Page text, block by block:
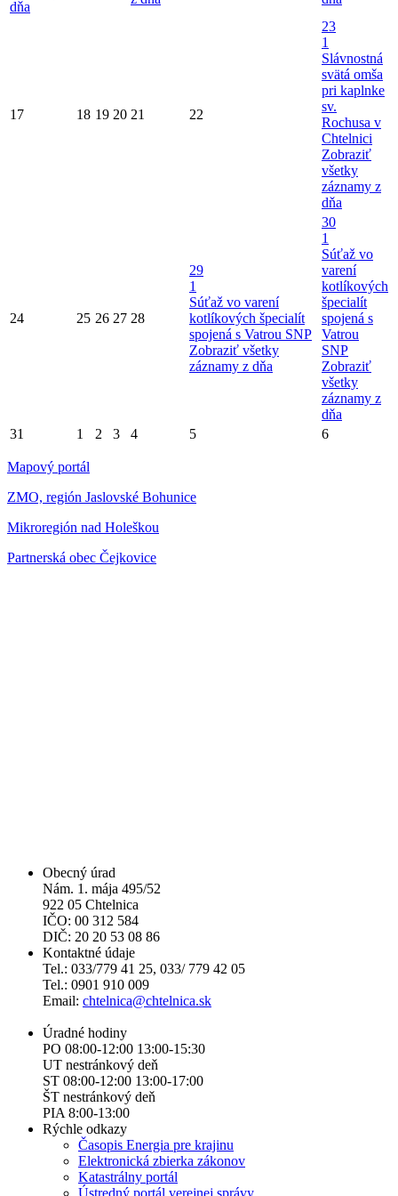
dňa
17 18 19 20 21 22
23
1
Slávnostná
svätá omša
pri kaplnke
sv.
Rochusa v
Chtelnici
Zobraziť
všetky
záznamy z
dňa
24 25 26 27 28
29
1
Súťaž vo varení
kotlíkových špecialít
spojená s Vatrou SNP
Zobraziť všetky
záznamy z dňa
30
1
Súťaž vo
varení
kotlíkových
špecialít
spojená s
Vatrou
SNP
Zobraziť
všetky
záznamy z
dňa
31
1 2 3 4 5 6
Mapový portál
ZMO, región Jaslovské Bohunice
Mikroregión nad Holeškou
Partnerská obec Čejkovice
Obecný úrad
Nám. 1. mája 495/52
922 05 Chtelnica
IČO: 00 312 584
DIČ: 20 20 53 08 86
Kontaktné údaje
Tel.: 033/779 41 25, 033/ 779 42 05
Tel.: 0901 910 009
Email: chtelnica@chtelnica.sk
Úradné hodiny
PO 08:00-12:00 13:00-15:30
UT nestránkový deň
ST 08:00-12:00 13:00-17:00
ŠT nestránkový deň
PIA 8:00-13:00
Rýchle odkazy
Časopis Energia pre krajinu
Elektronická zbierka zákonov
Katastrálny portál
Ústredný portál verejnej správy